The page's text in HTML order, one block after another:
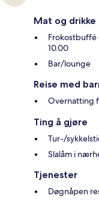
Mat og drikke
Frokostbuffé
10.00
Bar/lounge
Reise med
Overnatting
Ting å gjøre
Tur-/
Slalåm i
Tjenester
Døgnåpen